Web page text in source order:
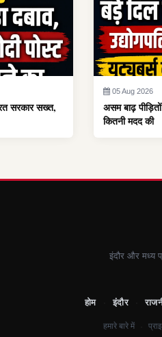
सरकार सख्त,
05 Aug 2026
असम बाढ़
कितनी मदद की
इंदौर और मध्य
होम इंदौर
हमारे बारे में